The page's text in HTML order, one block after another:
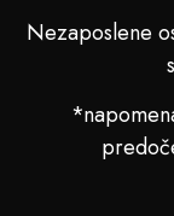
Nezaposlene